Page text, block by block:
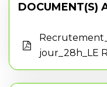
DOCUMENT(S)
jour_28h_LE